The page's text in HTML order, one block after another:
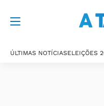
ÚLTIMAS NOTÍCIASELEIÇÕES